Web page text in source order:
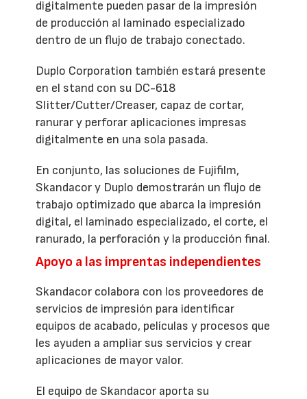
digitalmente pueden pasar de la impresión
de producción al laminado especializado
dentro de un flujo de trabajo conectado.
Duplo Corporation también estará presente
en el stand con su DC-618
Slitter/Cutter/Creaser, capaz de cortar,
ranurar y perforar aplicaciones impresas
digitalmente en una sola pasada.
En conjunto, las soluciones de Fujifilm,
Skandacor y Duplo demostrarán un flujo de
trabajo optimizado que abarca la impresión
digital, el laminado especializado, el corte, el
ranurado, la perforación y la producción final.
Apoyo a las imprentas independientes
Skandacor colabora con los proveedores de
servicios de impresión para identificar
equipos de acabado, películas y procesos que
les ayuden a ampliar sus servicios y crear
aplicaciones de mayor valor.
El equipo de Skandacor aporta su